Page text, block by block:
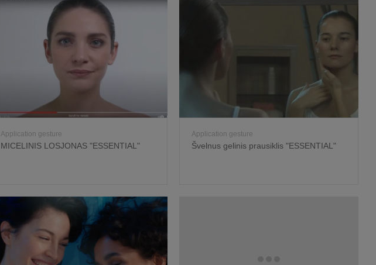
Application gesture
MICELINIS LOSJONAS "ESSENTIAL"
Application gesture
Švelnus gelinis prausiklis "ESSENTIAL"